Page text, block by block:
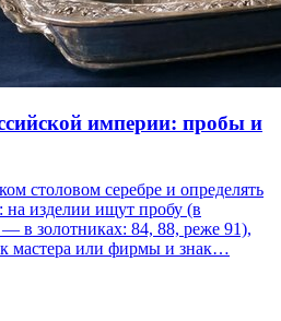
империи: пробы и
столовом серебре и определять
на изделии ищут пробу (в
в золотниках: 84, 88, реже 91),
мастера или фирмы и знак…